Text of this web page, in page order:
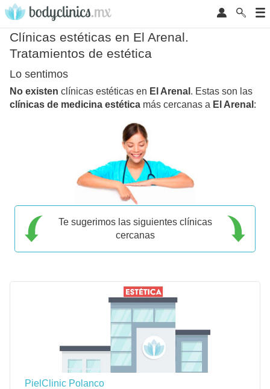
Clínicas estéticas en El Arenal.
Tratamientos de estética
Lo sentimos
No existen clínicas estéticas en El Arenal . Estas son las
clínicas de medicina estética más cercanas a El Arenal :
Te sugerimos las siguientes clínicas
cercanas
PielClinic Polanco